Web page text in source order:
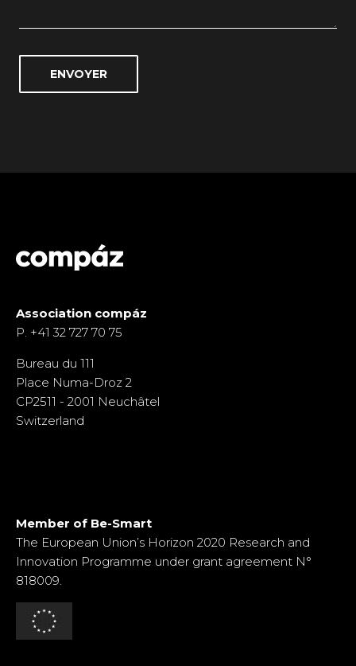
Association compáz
P. +41 32 727 70 75
Bureau du 111
Place Numa-Droz 2
CP2511 - 2001 Neuchâtel
Switzerland
Member of Be-Smart
The European Union’s Horizon 2020 Research and
Innovation Programme under grant agreement N°
818009.